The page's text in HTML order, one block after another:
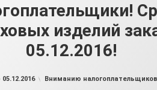
изделий
05.12.2016!
05.12.2016 Рубрики:
Вниманию налогоплательщиков